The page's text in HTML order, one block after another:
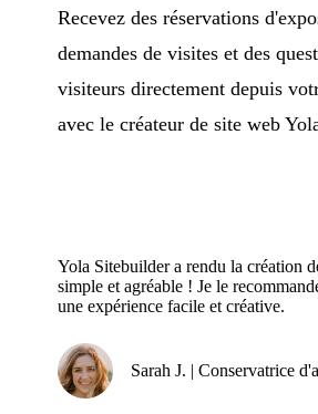
Recevez des réservations
demandes de visites et des
visiteurs directement depuis
avec le créateur de site web
Yola Sitebuilder a rendu la création
simple et agréable ! Je le
une expérience facile et créative.
Sarah J. | Conservatrice